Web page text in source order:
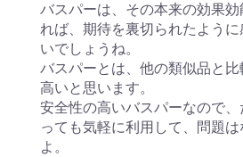
バスパーは、その本来の効果
れば、期待を裏切られたよう
いでしょうね。
バスパーとは、他の類似品と
高いと思います。
安全性の高いバスパーなので
っても気軽に利用して、問題
よ。